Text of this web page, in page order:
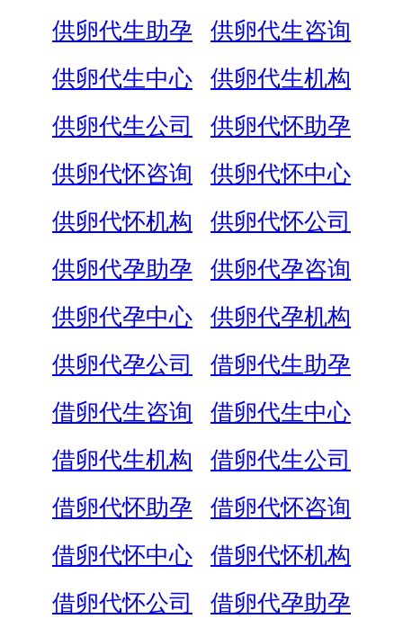
供卵代生助孕
供卵代生咨询
供卵代生中心
供卵代生机构
供卵代生公司
供卵代怀助孕
供卵代怀咨询
供卵代怀中心
供卵代怀机构
供卵代怀公司
供卵代孕助孕
供卵代孕咨询
供卵代孕中心
供卵代孕机构
供卵代孕公司
借卵代生助孕
借卵代生咨询
借卵代生中心
借卵代生机构
借卵代生公司
借卵代怀助孕
借卵代怀咨询
借卵代怀中心
借卵代怀机构
借卵代怀公司
借卵代孕助孕